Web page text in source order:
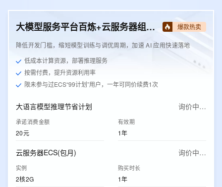
大模型服务平台百炼+云服务器组合套餐 爆款热卖
降低开发门槛，缩短模型训练与调优周期，加速 AI 应用快速落地
低成本计算资源，部署推理服务
按需付费，提升资源利用率
限未参与过ECS“99计划”用户，一年可同价续费1次
大语言模型推理节省计划 询价中…
承诺消费金额
20元
有效期
1年
云服务器ECS(包月) 询价中…
实例
2核2G
购买时长
1年